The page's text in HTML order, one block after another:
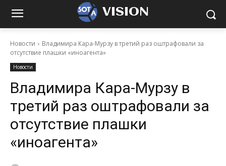
VISION
Новости
Владимира Кара-Мурзу в третий раз оштрафовали за
отсутствие плашки «иноагента»
Новости
Владимира Кара-Мурзу в
третий раз оштрафовали за
отсутствие плашки
«иноагента»